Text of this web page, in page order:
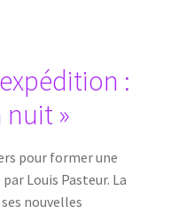
:
nuit »
pour former une
Louis Pasteur. La
nouvelles